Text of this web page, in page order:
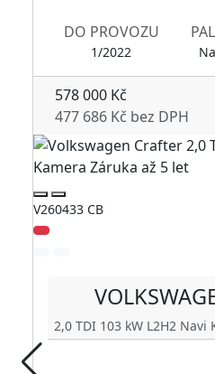
DO PROVOZU
1/2022
578 000 Kč
477 686 Kč bez DPH
V260433 CB
2,0 TDI 103 kW L2H2